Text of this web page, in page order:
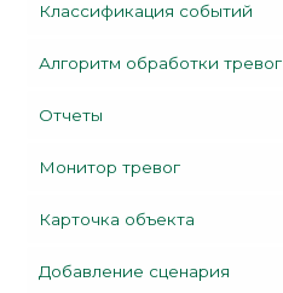
Классификация событий
Алгоритм обработки тревог
Отчеты
Монитор тревог
Карточка объекта
Добавление сценария